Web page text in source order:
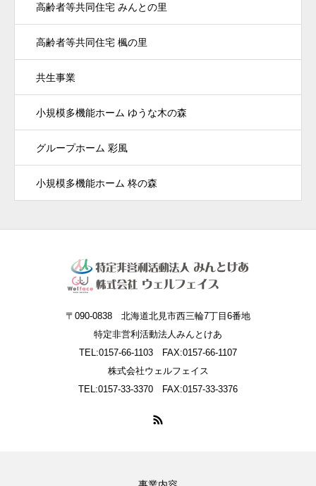
高齢者等共同住宅 みんとの里
高齢者等共同住宅 楓の里
共生事業
小規模多機能ホーム ゆうな木の森
グループホーム 彩風
小規模多機能ホーム 柊の森
〒090-0838 北海道北見市西三輪7丁目6番地
特定非営利活動法人みんとけあ
TEL:0157-66-1103 FAX:0157-66-1107
株式会社ウェルフェイス
TEL:0157-33-3370 FAX:0157-33-3376